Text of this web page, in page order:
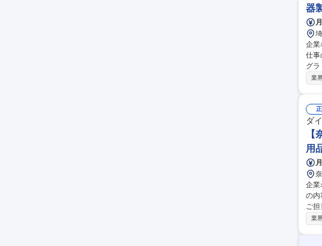
器
企業名 株式会社ユ
仕事
グラミ
セ
転勤
業
ダ
用
企業名 ダイゴー株
の内
ご担当いただきます。
見
業